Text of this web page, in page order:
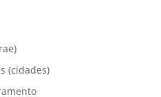
(cidades)